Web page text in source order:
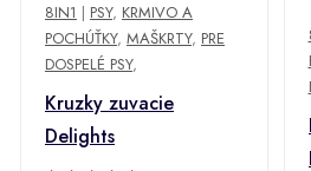
8IN1 | PSY, KRMIVO A
POCHÚŤKY, MAŠKRTY, PRE
DOSPELÉ PSY,
Kruzky zuvacie
Delights